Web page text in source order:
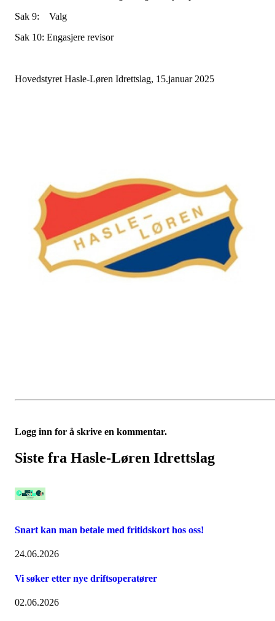
Sak 9: Valg
Sak 10: Engasjere revisor
Hovedstyret Hasle-Løren Idrettslag, 15.januar 2025
Logg inn for å skrive en kommentar.
Siste fra Hasle-Løren Idrettslag
Snart kan man betale med fritidskort hos oss!
24.06.2026
Vi søker etter nye driftsoperatører
02.06.2026